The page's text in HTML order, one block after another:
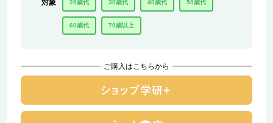
対象 20歳代 30歳代 40歳代 50歳代
60歳代 70歳以上
ご購入はこちらから